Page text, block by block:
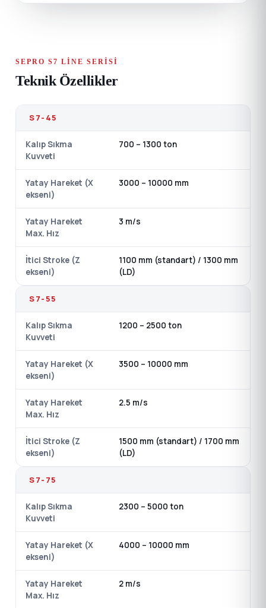
SEPRO S7 LINE SERISI
Teknik Özellikler
S7-45
Kalıp Sıkma
Kuvveti
700 – 1300 ton
Yatay Hareket (X
ekseni)
3000 – 10000 mm
Yatay Hareket
Max. Hız
3 m/s
İtici Stroke (Z
ekseni)
1100 mm (standart) / 1300 mm
(LD)
S7-55
Kalıp Sıkma
Kuvveti
1200 – 2500 ton
Yatay Hareket (X
ekseni)
3500 – 10000 mm
Yatay Hareket
Max. Hız
2.5 m/s
İtici Stroke (Z
ekseni)
1500 mm (standart) / 1700 mm
(LD)
S7-75
Kalıp Sıkma
Kuvveti
2300 – 5000 ton
Yatay Hareket (X
ekseni)
4000 – 10000 mm
Yatay Hareket
Max. Hız
2 m/s